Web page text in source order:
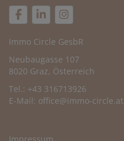
Immo Circle GesbR
Neubaugasse 107
8020 Graz, Österreich
Tel.: +43 316713926
E-Mail: office@immo-circle.at